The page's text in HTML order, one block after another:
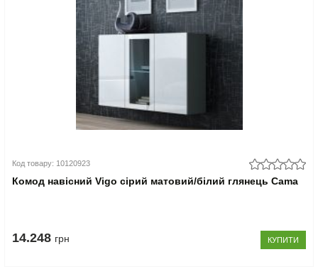
Код товару: 10120923
Комод навісний Vigo сірий матовий/білий глянець Cama
14.248 грн КУПИТИ